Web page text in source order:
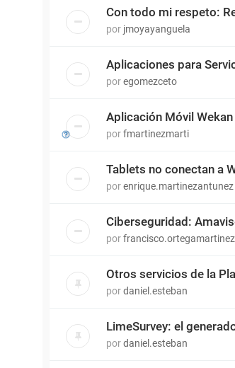
Con todo mi respeto:
por jmoyayanguela
Aplicaciones para
poregomezceto
Aplicación Móvil Wekan
porfmartinezmarti
Tablets no conectan a
porenrique.martinezantunez
Ciberseguridad:
porfrancisco.ortegamartinez
Otros servicios de la
pordaniel.esteban
LimeSurvey: el
pordaniel.esteban